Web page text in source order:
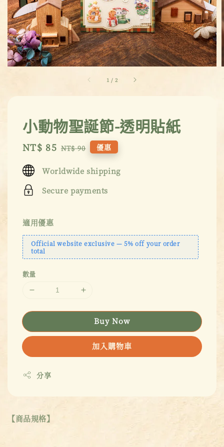
1 / 2
小動物聖誕節-透明貼紙
Sale
NT$ 85 Regular
NT$ 90 優惠
Worldwide shipping
Secure payments
適用優惠
Official website exclusive — 5% off your order
total
數量
Buy Now
加入購物車
分享
【商品規格】